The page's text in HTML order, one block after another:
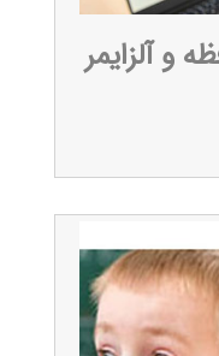
و آلزایمر